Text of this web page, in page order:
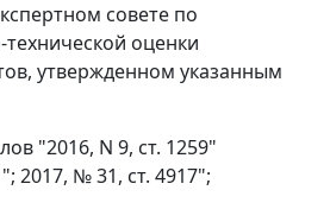
совете по
оценки
утвержденном указанным
"2016, N 9, ст. 1259"
2017, № 31, ст. 4917";